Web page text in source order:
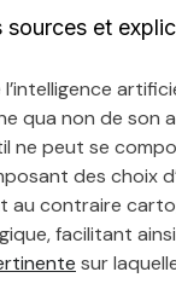
sources et
l’intelligence
qua non de son
ne peut se
des choix
au contraire
facilitant
sur